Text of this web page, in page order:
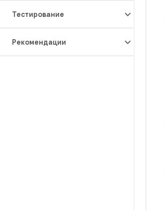
Тестирование
Рекомендации